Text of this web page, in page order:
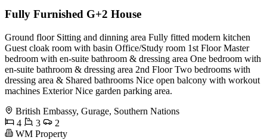
Fully Furnished G+2 House
Ground floor Sitting and dinning area Fully fitted modern kitchen
Guest cloak room with basin Office/Study room 1st Floor Master
bedroom with en-suite bathroom & dressing area One bedroom with
en-suite bathroom & dressing area 2nd Floor Two bedrooms with
dressing area & Shared bathrooms Nice open balcony with workout
machines Exterior Nice garden parking area.
British Embassy, Gurage, Southern Nations
4
3
2
WM Property